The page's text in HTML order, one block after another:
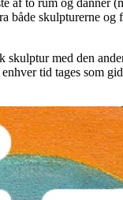
skulpturerne og
skulptur med den
tid tages som